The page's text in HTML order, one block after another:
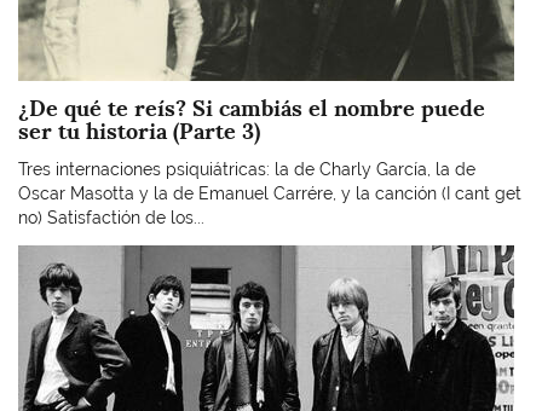
¿De qué te reís? Si cambiás el nombre puede
ser tu historia (Parte 3)
Tres internaciones psiquiátricas: la de Charly García, la de
Oscar Masotta y la de Emanuel Carrére, y la canción (I cant get
no) Satisfactión de los...